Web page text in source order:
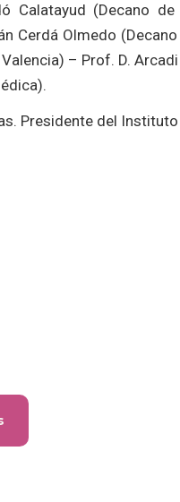
Calatayud (Decano
Cerdá Olmedo
– Prof. D. Arcadi
Presidente del